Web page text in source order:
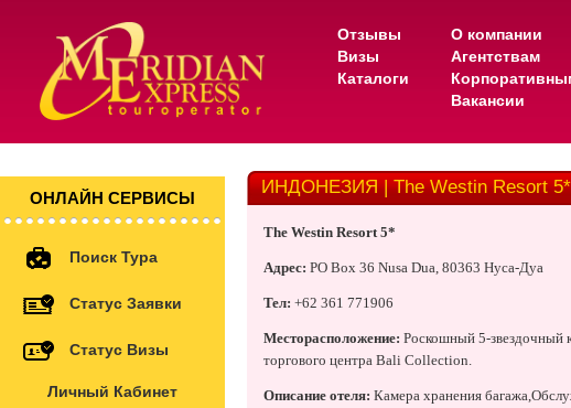
Отзывы
Визы
Каталоги
О компании
Агентствам
Вакансии
ОНЛАЙН СЕРВИСЫ
Поиск Тура
Статус Заявки
Статус Визы
Личный Кабинет
ИНДОНЕЗИЯ | The Westin Resort 5*
The Westin Resort 5*
Адрес: PO Box 36 Nusa Dua, 80363 Нуса-Дуа
Тел: +62 361 771906
Месторасположение: Роскошный 5-звездочный
торгового центра Bali Collection.
Описание отеля: Камера хранения